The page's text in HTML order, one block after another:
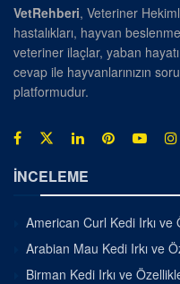
VetRehberi, Veteriner
hastalıkları, hayvan
veteriner ilaçlar, yaban
cevap ile hayvanlarınızın
platformudur.
İNCELEME
American Curl Kedi Irkı ve
Arabian Mau Kedi Irkı ve
Birman Kedi Irkı ve